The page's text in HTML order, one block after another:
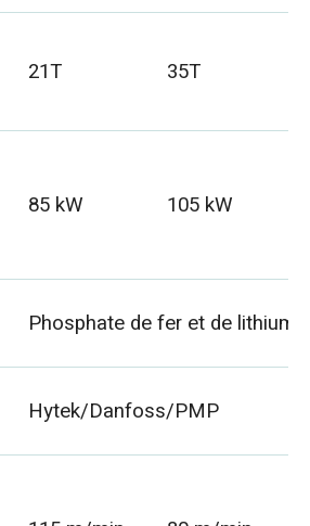
21T 35T
85 kW 105 kW
Phosphate de fer et de lithium
Hytek/Danfoss/PMP